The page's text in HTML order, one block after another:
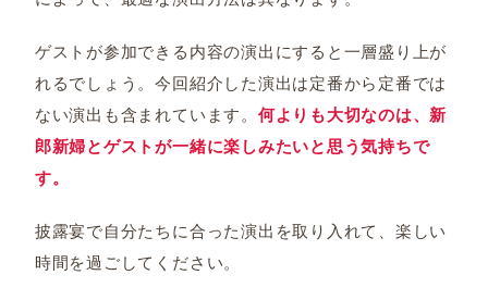
ゲストが参加できる内容の演出にすると一層盛り上が
れるでしょう。今回紹介した演出は定番から定番では
ない演出も含まれています。 何よりも大切なのは、新
郎新婦とゲストが一緒に楽しみたいと思う気持ちで
す。
披露宴で自分たちに合った演出を取り入れて、楽しい
時間を過ごしてください。